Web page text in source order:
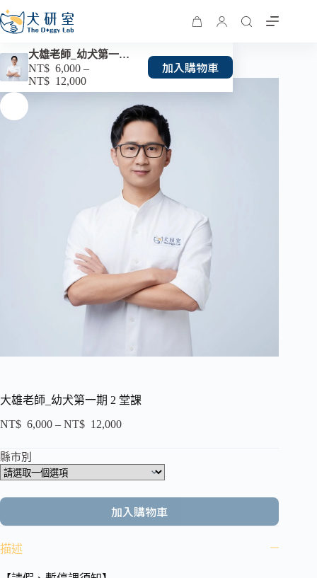
大雄老師_幼犬第一期 2 堂課
NT$ 6,000 –
NT$ 12,000
加入購物車
大雄老師_幼犬第一期 2 堂課
NT$ 6,000 – NT$ 12,000
縣市別
加入購物車
描述